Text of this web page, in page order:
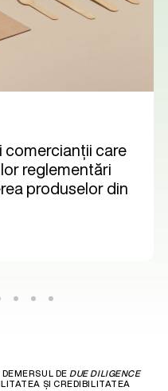
care
reglementări
produselor din
DEMERSUL DEDUE DILIGENCE
ȘI CREDIBILITATEA